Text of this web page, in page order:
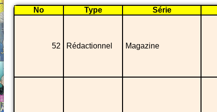
No Type Série
52 Rédactionnel Magazine